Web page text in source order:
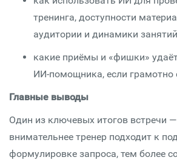
тренинга, доступности
аудитории и динамики
какие приёмы и «фишки»
ИИ-помощника, если грамотно
Главные выводы
Один из ключевых итогов встречи
внимательнее тренер подходит к
формулировке запроса, тем более